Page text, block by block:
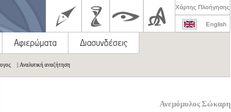
Χάρτης Πλοήγησης
English
| Αναλυτική αναζήτηση
Ανεμόμυλος Σώκαρη